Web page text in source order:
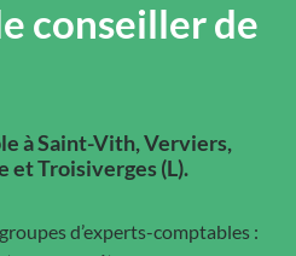
conseiller de
à Saint-Vith, Verviers,
et Troisiverges (L).
d’experts-comptables :